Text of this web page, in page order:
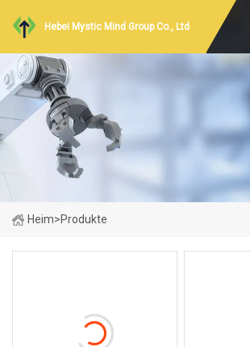
Hebei Mystic Mind Group Co., Ltd
Heim>Produkte